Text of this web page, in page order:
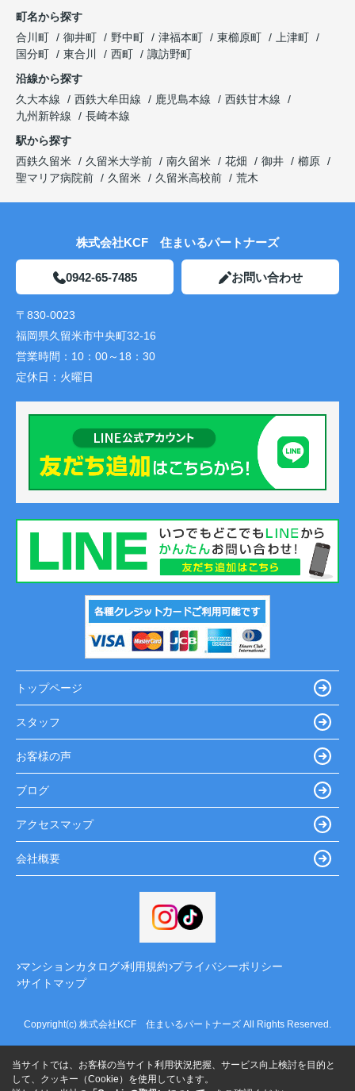
町名から探す
合川町
御井町 野中町 津福本町 東櫛原町
上津町
国分町
東合川 西町
諏訪野町
沿線から探す
久大本線
西鉄大牟田線 鹿児島本線
西鉄甘木線
九州新幹線
長崎本線
駅から探す
西鉄久留米
久留米大学前 南久留米 花畑 御井
櫛原
聖マリア病院前
久留米 久留米高校前 荒木
株式会社KCF 住まいるパートナーズ
0942-65-7485 お問い合わせ
〒830-0023
福岡県久留米市中央町32-16
営業時間： 10：00～18：30
定休日： 火曜日
トップページ
スタッフ
お客様の声
ブログ
アクセスマップ
会社概要
マンションカタログ 利用規約 プライバシーポリシー
サイトマップ
Copyright(c) 株式会社KCF 住まいるパートナーズ All Rights Reserved.
当サイトでは、お客様の当サイト利用状況把握、サービス向上検討を目的と
して、クッキー（Cookie）を使用しています。